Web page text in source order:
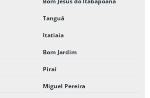
Tanguá
Itatiaia
Bom Jardim
Piraí
Miguel Pereira